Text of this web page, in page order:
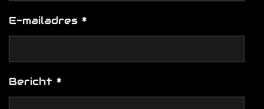
E-mailadres *
Bericht *